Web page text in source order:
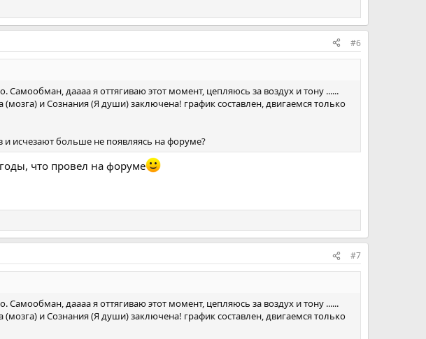
#6
даааа я оттягиваю этот момент, цепляюсь за воздух и тону ......
и Сознания (Я души) заключена! график составлен, двигаемся только
и исчезают больше не появляясь на форуме?
что провел на форуме
#7
даааа я оттягиваю этот момент, цепляюсь за воздух и тону ......
и Сознания (Я души) заключена! график составлен, двигаемся только